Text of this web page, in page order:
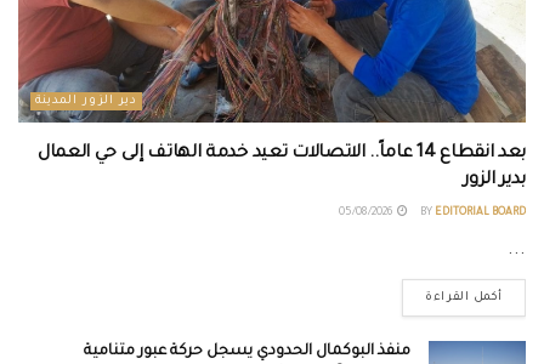
دير الزور المدينة
بعد انقطاع 14 عاماً.. الاتصالات تعيد خدمة الهاتف إلى حي العمال
بدير الزور
BY EDITORIAL BOARD
...
أكمل القراءة
منفذ البوكمال الحدودي يسجل حركة عبور متنامية